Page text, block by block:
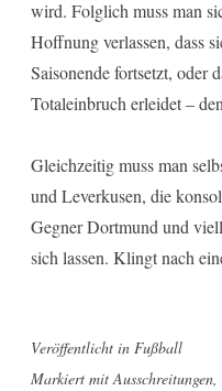
wird. Folglich muss man
Hoffnung verlassen, dass
Saisonende fortsetzt, oder
Totaleinbruch erleidet –
Gleichzeitig muss man
und Leverkusen, die
Gegner Dortmund und
sich lassen. Klingt nach
Veröffentlicht in Fußball
Markiert mitAusschreitungen,